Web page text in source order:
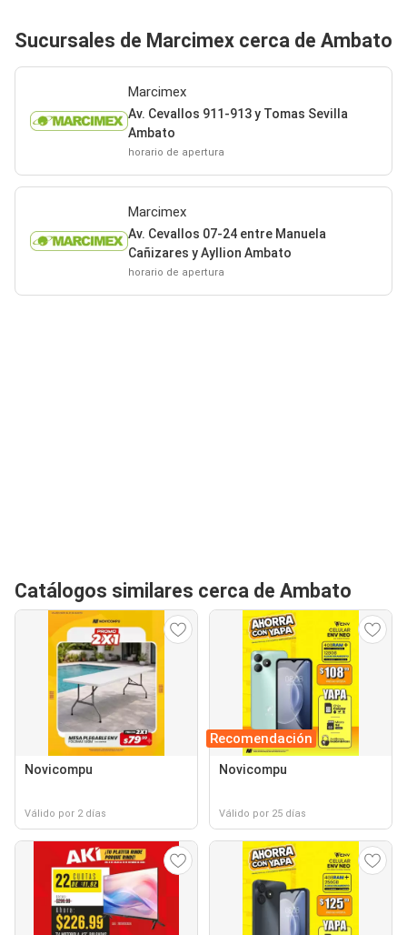
Sucursales de Marcimex cerca de Ambato
Marcimex
Av. Cevallos 911-913 y Tomas Sevilla
Ambato
horario de apertura
Marcimex
Av. Cevallos 07-24 entre Manuela
Cañizares y Ayllion Ambato
horario de apertura
Catálogos similares cerca de Ambato
Novicompu
Válido por 2 días
Recomendación
Novicompu
Válido por 25 días